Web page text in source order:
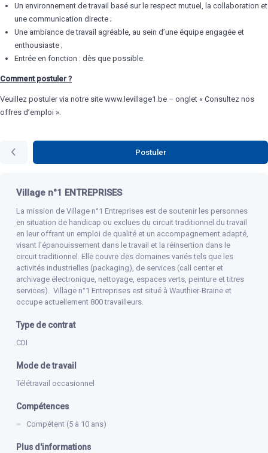
Un environnement de travail basé sur le respect mutuel, la collaboration et
une communication directe ;
Une ambiance de travail agréable, au sein d’une équipe engagée et
enthousiaste ;
Entrée en fonction : dès que possible.
Comment postuler ?
Veuillez postuler via notre site www.levillage1.be – onglet « Consultez nos
offres d’emploi ».
Postuler
Village n°1 ENTREPRISES
La mission de Village n°1 Entreprises est de soutenir les personnes
en situation de handicap ou exclues du circuit traditionnel du travail
en leur offrant un emploi de qualité et un accompagnement adapté,
visant l'épanouissement dans le travail et la réinsertion dans le
circuit traditionnel. Elle couvre des domaines variés tels que les
activités industrielles (packaging), de services (call center et
archivage électronique, nettoyage, espaces verts, peinture et titres
services). Village n°1 Entreprises est situé à Wauthier-Braine et
occupe actuellement 800 travailleurs.
Type de contrat
CDI
Mode de travail
Télétravail occasionnel
Compétences
Compétent (5 à 10 ans)
Plus d'informations